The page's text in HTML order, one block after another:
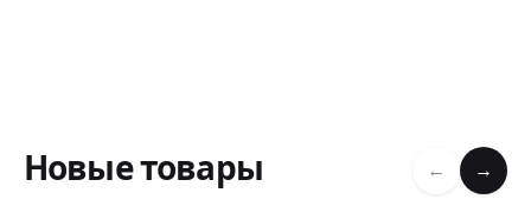
Новые товары ← →